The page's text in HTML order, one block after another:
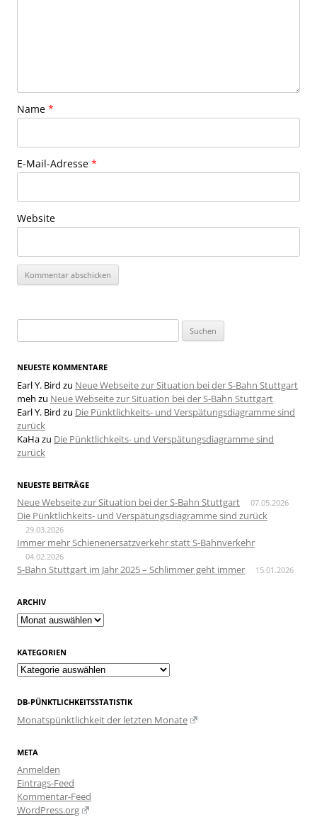
Name *
E-Mail-Adresse *
Website
nach:
NEUESTE KOMMENTARE
Earl Y. Bird zu Neue Webseite zur Situation bei der S-Bahn Stuttgart
meh zu Neue Webseite zur Situation bei der S-Bahn Stuttgart
Earl Y. Bird zu Die Pünktlichkeits- und Verspätungsdiagramme sind
zurück
KaHazu Die Pünktlichkeits- und Verspätungsdiagramme sind
zurück
NEUESTE BEITRÄGE
Neue Webseite zur Situation bei der S-Bahn Stuttgart 07.05.2026
Die Pünktlichkeits- und Verspätungsdiagramme sind zurück
29.03.2026
Immer mehr Schienenersatzverkehr statt S-Bahnverkehr
04.02.2026
S-Bahn Stuttgart im Jahr 2025 – Schlimmer geht immer 15.01.2026
ARCHIV
Archiv
KATEGORIEN
Kategorien
DB-PÜNKTLICHKEITSSTATISTIK
Monatspünktlichkeit der letzten Monate
META
Anmelden
Eintrags-Feed
Kommentar-Feed
WordPress.org